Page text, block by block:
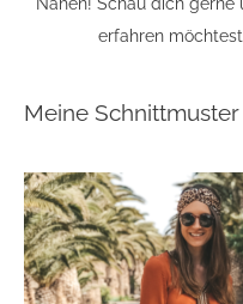
Nähen! Schau dich
erfahren
Meine Schnittmuster